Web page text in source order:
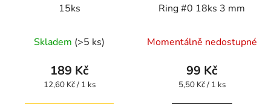
15ks
Skladem (>5 ks)
189 Kč
Měrná
12,60 Kč / 1 ks
Ring #0 18ks 3 mm
Momentálně nedostupné
99 Kč
Měrná
5,50 Kč / 1 ks